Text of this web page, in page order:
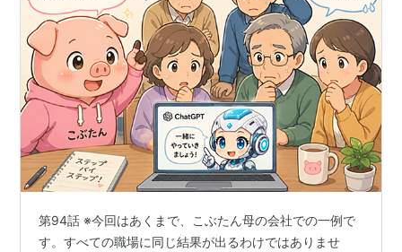
第94話 ※今回はあくまで、こぶたん母の会社での一例で
す。すべての職場に同じ結果が出るわけではありませ